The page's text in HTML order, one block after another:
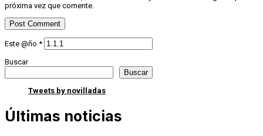
próxima vez que comente.
Este @ño *
Buscar
Buscar
Tweets by novilladas
Últimas noticias